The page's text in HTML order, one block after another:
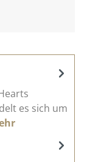
es sich um